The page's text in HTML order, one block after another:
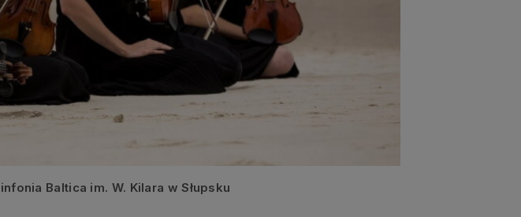
Baltica im. W. Kilara w Słupsku